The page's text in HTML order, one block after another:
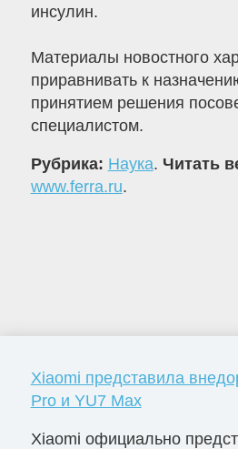
инсулин.
Материалы новостного
приравнивать к
принятием решения
специалистом.
Рубрика: Наука. Читать
www.ferra.ru.
Xiaomi представила
Pro и YU7 Max
Xiaomi официально